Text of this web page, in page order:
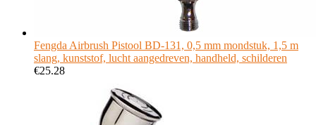
Fengda Airbrush Pistool BD-131, 0,5 mm mondstuk, 1,5 m
slang, kunststof, lucht aangedreven, handheld, schilderen
€25.28